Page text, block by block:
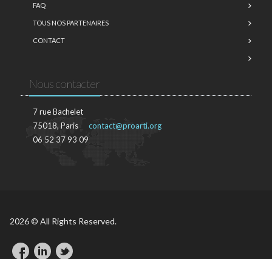
FAQ
TOUS NOS PARTENAIRES
CONTACT
Nous contacter
7 rue Bachelet
75018, Paris
06 52 37 93 09
contact@proarti.org
2026 © All Rights Reserved.